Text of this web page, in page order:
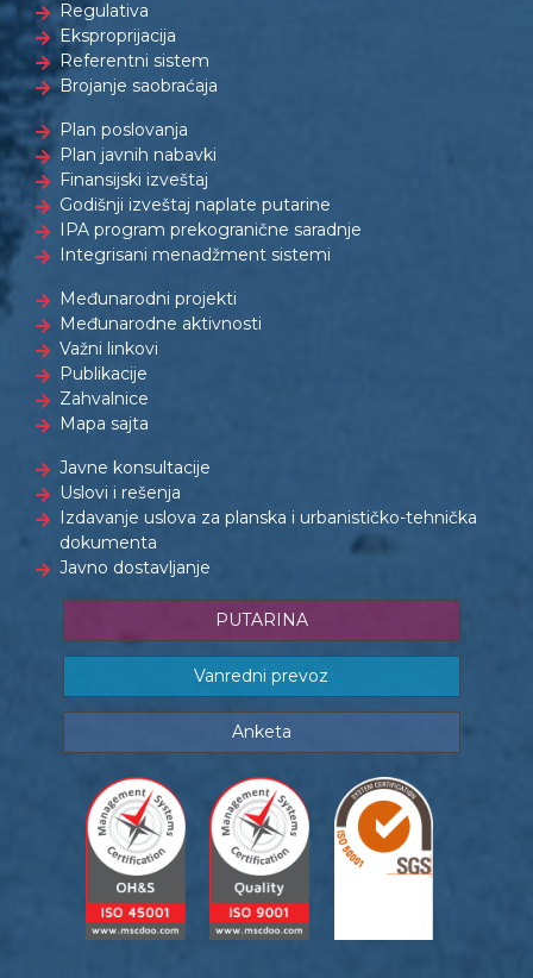
Regulativa
Eksproprijacija
Referentni sistem
Brojanje saobraćaja
Plan poslovanja
Plan javnih nabavki
Finansijski izveštaj
Godišnji izveštaj naplate putarine
IPA program prekogranične saradnje
Integrisani menadžment sistemi
Međunarodni projekti
Međunarodne aktivnosti
Važni linkovi
Publikacije
Zahvalnice
Mapa sajta
Javne konsultacije
Uslovi i rešenja
Izdavanje uslova za planska i urbanističko-tehnička
dokumenta
Javno dostavljanje
PUTARINA
Vanredni prevoz
Anketa